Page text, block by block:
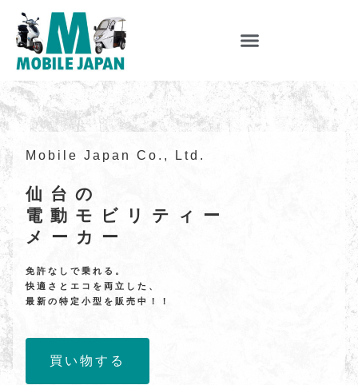
Mobile Japan Co., Ltd.
仙台の
電動モビリティー
メーカー
免許なしで乗れる。
快適さとエコを両立した、
最新の特定小型を販売中！！
買い物する